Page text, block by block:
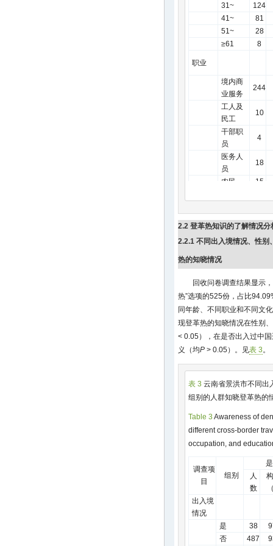
31~
124
41~
81
51~
28
≥61
8
职业
境内商
业服务
244
工人及
民工
10
干部职
员
4
医务人
员
18
农民
15
8
教师及
学生
2
其他
21
文化水
平
小学及
以下
36
初中
109
高中
102
大学及
75
注：- 无此数据；a因存
精确检验，直接获取P值
特卡罗法取得P值。
2.2 登革热知识的了解情况分
2.2.1 不同出入境情况、性别
热的知晓情况
回收问卷调查结果显示
热”选项的525份，占比
同年龄、不同职业和不同文
现登革热的知晓情况在性别
< 0.05），在是否出入过中
义（均P > 0.05）。见表 3 。
表 3 云南省景洪市不同出
组别的人群知晓登革热的
Table 3 Awareness of
different cross-border
occupation, and
调查项
目
组别
是
人
数
出入境
情况
是
38
否
487